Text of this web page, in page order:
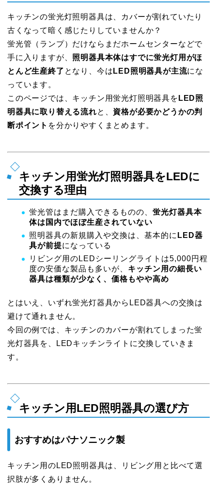
キッチンの蛍光灯照明器具は、カバーが割れていたり
古くなって暗く感じたりしていませんか？
蛍光管（ランプ）だけならまだホームセンターなどで
手に入りますが、 照明器具本体はすでに蛍光灯用がほ
とんど生産終了 となり、今は LED照明器具が主流にな
っています。
このページでは、キッチン用蛍光灯照明器具を LED照
明器具に取り替える流れと、 資格が必要かどうかの判
断ポイント を分かりやすくまとめます。
キッチン用蛍光灯照明器具をLEDに
交換する理由
蛍光管はまだ購入できるものの、 蛍光灯器具本
体は国内でほぼ生産されていない
照明器具の新規購入や交換は、基本的に LED器
具が前提になっている
リビング用のLEDシーリングライトは5,000円程
度の安価な製品も多いが、 キッチン用の細長い
器具は種類が少なく、価格もやや高め
とはいえ、いずれ蛍光灯器具からLED器具への交換は
避けて通れません。
今回の例では、キッチンのカバーが割れてしまった蛍
光灯器具を、LEDキッチンライトに交換していきま
す。
キッチン用LED照明器具の選び方
おすすめはパナソニック製
キッチン用のLED照明器具は、リビング用と比べて選
択肢が多くありません。